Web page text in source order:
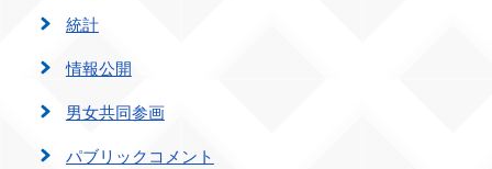
統計
情報公開
男女共同参画
パブリックコメント